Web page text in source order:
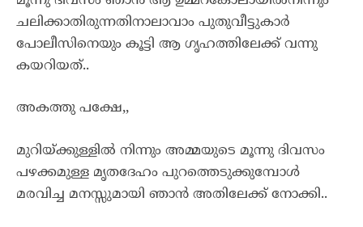
ചലിക്കാതിരുന്നതിനാലാവാം പുതുവീട്ടുകാർ
പോലീസിനെയും കൂട്ടി ആ ഗൃഹത്തിലേക്ക് വന്നു
കയറിയത്..
അകത്തു പക്ഷേ,,
മുറിയ്ക്കുള്ളിൽ നിന്നും അമ്മയുടെ മൂന്നു ദിവസം
പഴക്കമുള്ള മൃതദേഹം പുറത്തെടുക്കുമ്പോൾ
മരവിച്ച മനസ്സുമായി ഞാൻ അതിലേക്ക് നോക്കി..